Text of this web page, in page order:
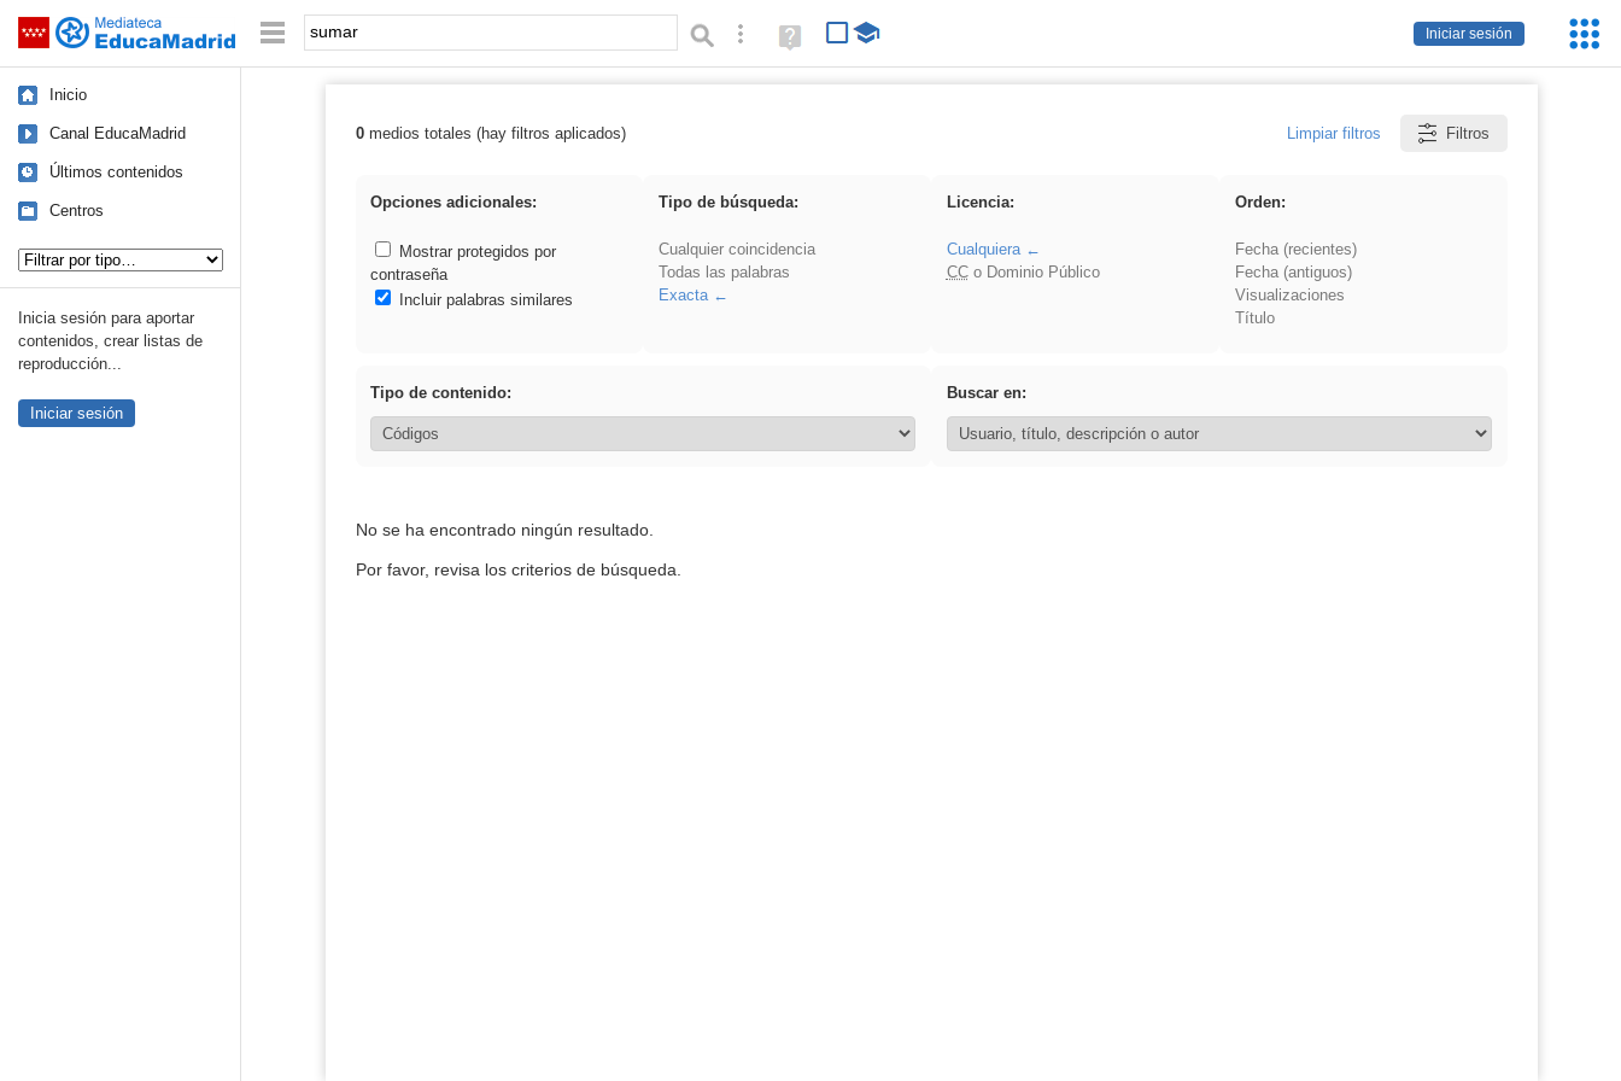
Saltar navegación
Iniciar sesión
Palabra o frase: Búsqueda avanzada
Ayuda
(en
Inicio
Canal EducaMadrid
Últimos contenidos
Centros
Inicia sesión para aportar
contenidos, crear listas de
reproducción...
Iniciar sesión
Resultados de: sumar
0medios totales (hay filtros aplicados) Limpiar filtros Filtros
Opciones adicionales:
Mostrar protegidos por
contraseña
Incluir palabras similares
Tipo de búsqueda:
Cualquier coincidencia
Todas las palabras
Exacta
Licencia:
Cualquiera
CCo Dominio Público
Orden:
Fecha (recientes)
Fecha (antiguos)
Visualizaciones
Título
Tipo de contenido: Buscar en:
No se ha encontrado ningún resultado.
Por favor, revisa los criterios de búsqueda.